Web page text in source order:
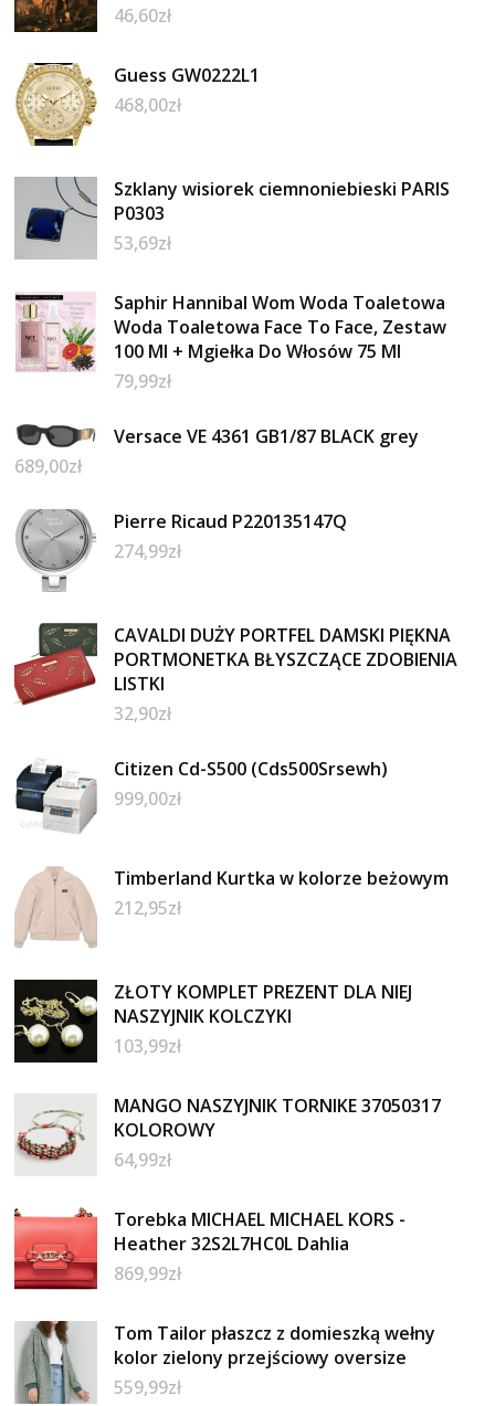
46,60zł
Guess GW0222L1
468,00zł
Szklany wisiorek ciemnoniebieski PARIS
P0303
53,69zł
Saphir Hannibal Wom Woda Toaletowa
Woda Toaletowa Face To Face, Zestaw
100 Ml + Mgiełka Do Włosów 75 Ml
79,99zł
Versace VE 4361 GB1/87 BLACK grey
689,00zł
Pierre Ricaud P220135147Q
274,99zł
CAVALDI DUŻY PORTFEL DAMSKI PIĘKNA
PORTMONETKA BŁYSZCZĄCE ZDOBIENIA
LISTKI
32,90zł
Citizen Cd-S500 (Cds500Srsewh)
999,00zł
Timberland Kurtka w kolorze beżowym
212,95zł
ZŁOTY KOMPLET PREZENT DLA NIEJ
NASZYJNIK KOLCZYKI
103,99zł
MANGO NASZYJNIK TORNIKE 37050317
KOLOROWY
64,99zł
Torebka MICHAEL MICHAEL KORS -
Heather 32S2L7HC0L Dahlia
869,99zł
Tom Tailor płaszcz z domieszką wełny
kolor zielony przejściowy oversize
559,99zł